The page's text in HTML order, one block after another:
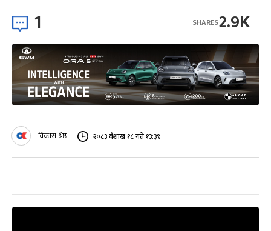
1 2.9K
SHARES
विकास श्रेष्ठ २०८३ वैशाख १८ गते १३:३९